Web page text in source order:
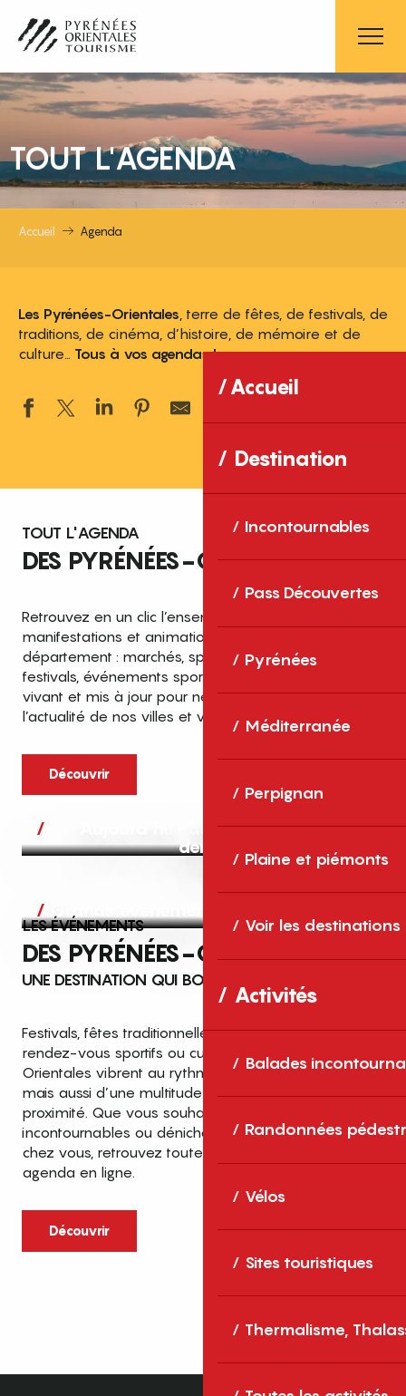
contenu
principal
Accueil
Destination
Incontournables
Pass Découvertes
Pyrénées
Méditerranée
Perpignan
Plaine et piémonts
Voir les destinations
Activités
Balades
Randonnées
Vélos
Sites touristiques
Thermalisme,
TOUT L'AGENDA
Accueil Agenda
Les Pyrénées-Orientales , terre de fêtes, de festivals, de
traditions, de cinéma, d’histoire, de mémoire et de
culture… Tous à vos agendas !
TOUT L'AGENDA
DES PYRÉNÉES-ORIENTALES
Retrouvez en un clic l’ensemble des fêtes,
manifestations et animations recensées dans le
département : marchés, spectacles, expositions,
festivals, événements sportifs et culturels… un agenda
vivant et mis à jour pour ne rien manquer de
l’actualité de nos villes et villages.
Découvrir
Aujourd’hui, demain et après-
demain
Grands événements
LES ÉVÉNEMENTS
DES PYRÉNÉES-ORIENTALES
UNE DESTINATION QUI BOUGE TOUTE L’ANNÉE
Festivals, fêtes traditionnelles, concerts, expositions,
rendez-vous sportifs ou culturels… les Pyrénées-
Orientales vibrent au rythme de grands temps forts
mais aussi d’une multitude d’événements de
proximité. Que vous souhaitiez vivre les
incontournables ou dénicher des sorties près de
chez vous, retrouvez toutes les infos dans notre
agenda en ligne.
Découvrir
Top des événements et sorties
en famille
cet été dans les Pyrénées-Orientales
Entre mer Méditerranée, villages de
caractère et grands espaces naturels, les
Pyrénées-Orientales sont une destination
idéale pour partager des moments en
famille tout au long...